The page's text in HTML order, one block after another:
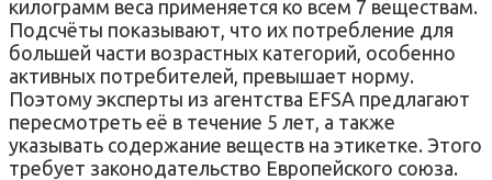
килограмм веса применяется ко всем 7 веществам.
Подсчёты показывают, что их потребление для
большей части возрастных категорий, особенно
активных потребителей, превышает норму.
Поэтому эксперты из агентства EFSA предлагают
пересмотреть её в течение 5 лет, а также
указывать содержание веществ на этикетке. Этого
требует законодательство Европейского союза.